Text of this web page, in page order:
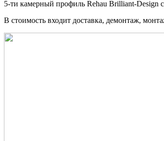
5-ти камерный профиль Rehau Brilliant-Design
В стоимость входит доставка, демонтаж,